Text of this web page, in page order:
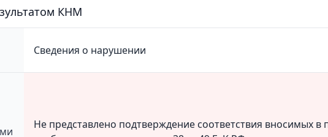
КНМ
Сведения о нарушении
Не представлено подтверждение соответствия вносимых